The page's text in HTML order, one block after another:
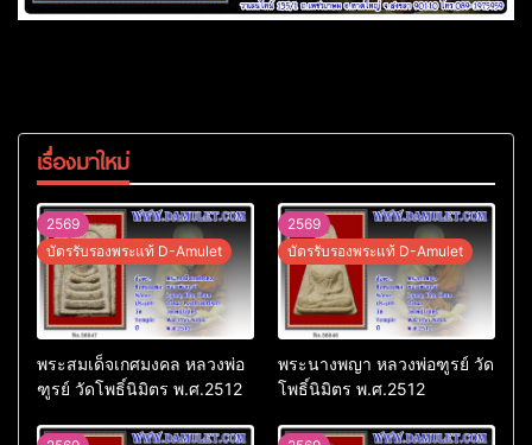
เรื่องมาใหม่
2569
บัตรรับรองพระแท้ D-Amulet
พระสมเด็จเกศมงคล หลวงพ่อ
ฑูรย์ วัดโพธิ์นิมิตร พ.ศ.2512
2569
บัตรรับรองพระแท้ D-Amulet
พระนางพญา หลวงพ่อฑูรย์ วัด
โพธิ์นิมิตร พ.ศ.2512